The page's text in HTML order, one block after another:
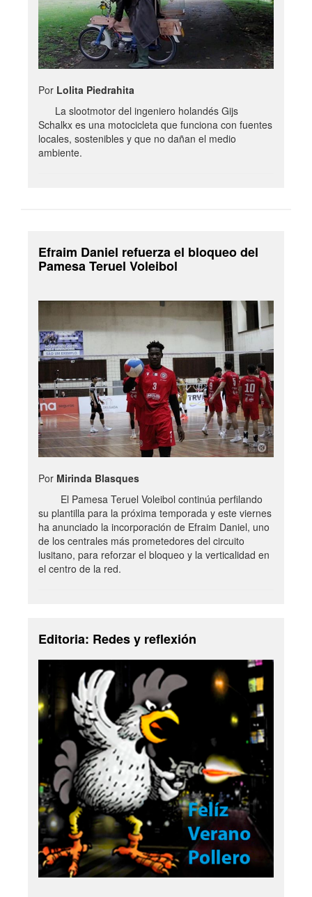
Por Lolita Piedrahita
La slootmotor del ingeniero holandés Gijs
Schalkx es una motocicleta que funciona con fuentes
locales, sostenibles y que no dañan el medio
ambiente.
Efraim Daniel refuerza el bloqueo del
Pamesa Teruel Voleibol
Por Mirinda Blasques
El Pamesa Teruel Voleibol continúa perfilando
su plantilla para la próxima temporada y este viernes
ha anunciado la incorporación de Efraim Daniel, uno
de los centrales más prometedores del circuito
lusitano, para reforzar el bloqueo y la verticalidad en
el centro de la red.
Editoria: Redes y reflexión